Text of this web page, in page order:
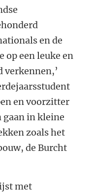
en de
op een leuke en
verkennen,’
en voorzitter
gaan in kleine
zoals het
de Burcht
met